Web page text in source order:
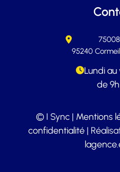
95240
Lundi
de 9h
© I Sync | Mentions
confidentialité|